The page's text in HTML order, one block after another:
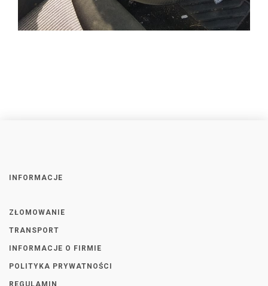
INFORMACJE
ZŁOMOWANIE
TRANSPORT
INFORMACJE O FIRMIE
POLITYKA PRYWATNOŚCI
REGULAMIN